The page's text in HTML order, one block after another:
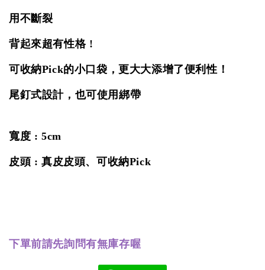
用不斷裂
背起來超有性格 !
可收納Pick的小口袋，更大大添增了便利性！
尾釘式設計，也可使用綁帶
寬度 : 5cm
皮頭 : 真皮皮頭、可收納Pick
下單前請先詢問有無庫存喔